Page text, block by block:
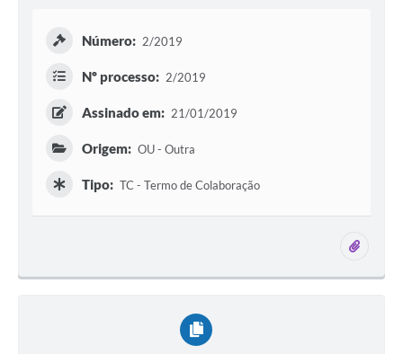
Número: 2/2019
Nº processo: 2/2019
Assinado em: 21/01/2019
Origem: OU - Outra
Tipo: TC - Termo de Colaboração